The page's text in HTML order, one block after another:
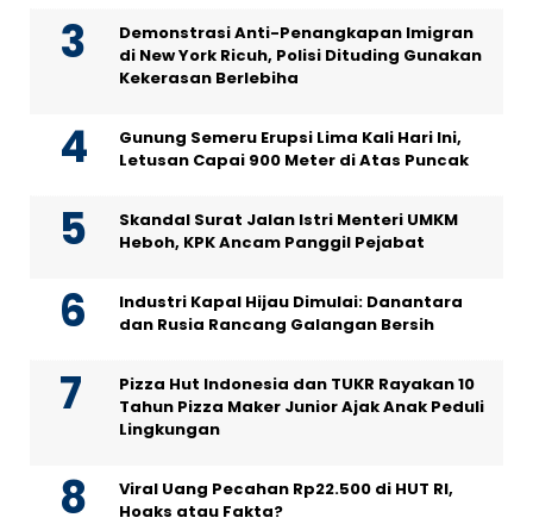
Demonstrasi Anti-Penangkapan Imigran
di New York Ricuh, Polisi Dituding Gunakan
Kekerasan Berlebiha
Gunung Semeru Erupsi Lima Kali Hari Ini,
Letusan Capai 900 Meter di Atas Puncak
Skandal Surat Jalan Istri Menteri UMKM
Heboh, KPK Ancam Panggil Pejabat
Industri Kapal Hijau Dimulai: Danantara
dan Rusia Rancang Galangan Bersih
Pizza Hut Indonesia dan TUKR Rayakan 10
Tahun Pizza Maker Junior Ajak Anak Peduli
Lingkungan
Viral Uang Pecahan Rp22.500 di HUT RI,
Hoaks atau Fakta?